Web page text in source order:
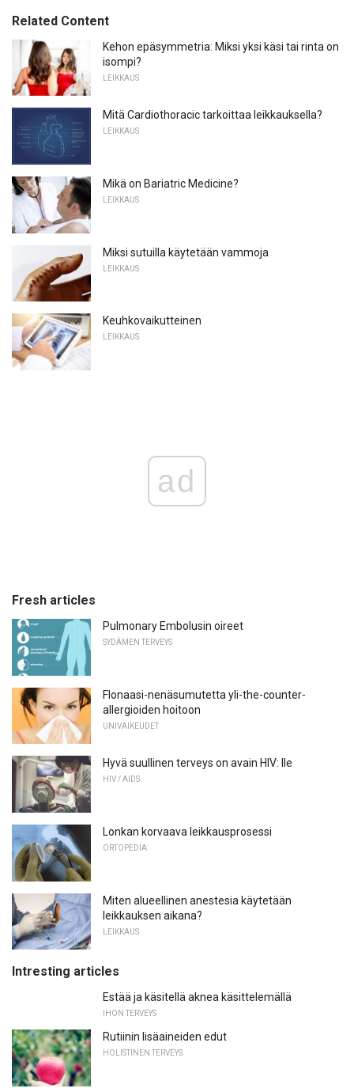
Related Content
Kehon epäsymmetria: Miksi yksi käsi tai rinta on
isompi?
LEIKKAUS
Mitä Cardiothoracic tarkoittaa leikkauksella?
LEIKKAUS
Mikä on Bariatric Medicine?
LEIKKAUS
Miksi sutuilla käytetään vammoja
LEIKKAUS
Keuhkovaikutteinen
LEIKKAUS
ad
Fresh articles
Pulmonary Embolusin oireet
SYDÄMEN TERVEYS
Flonaasi-nenäsumutetta yli-the-counter-
allergioiden hoitoon
UNIVAIKEUDET
Hyvä suullinen terveys on avain HIV: lle
HIV / AIDS
Lonkan korvaava leikkausprosessi
ORTOPEDIA
Miten alueellinen anestesia käytetään
leikkauksen aikana?
LEIKKAUS
Intresting articles
Estää ja käsitellä aknea käsittelemällä
IHON TERVEYS
Rutiinin lisäaineiden edut
HOLISTINEN TERVEYS